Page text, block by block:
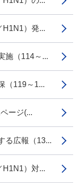
）発...
施（114～...
（119～1...
ージ(...
る広報（13...
）対...